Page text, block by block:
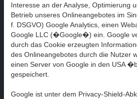
Interesse an der Analyse, Optimierung
Betrieb unseres Onlineangebotes im
f. DSGVO) Google Analytics, einen
Google LLC (�Google�) ein. Google
durch das Cookie erzeugten
des Onlineangebotes durch die Nutzer
einen Server von Google in den USA
gespeichert.
Google ist unter dem Privacy-Shield-